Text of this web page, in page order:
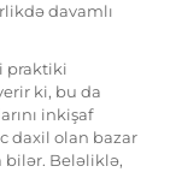
davamlı
praktiki
ki, bu da
inkişaf
daxil olan bazar
bilər. Beləliklə,